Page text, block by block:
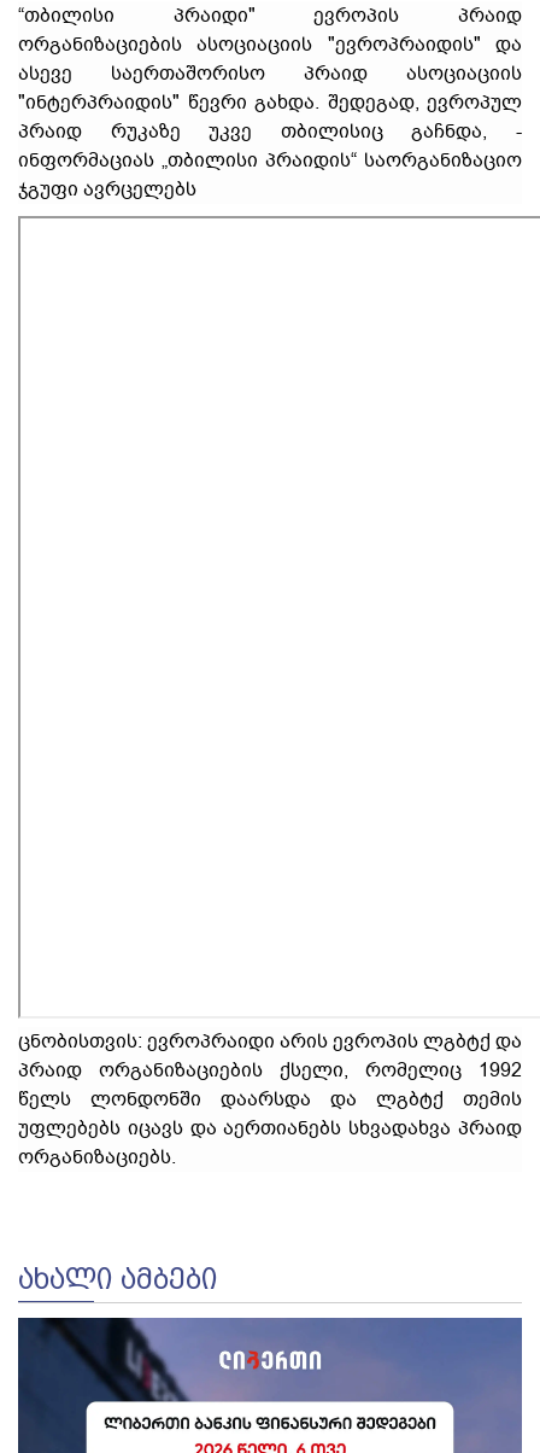
“თბილისი პრაიდი" ევროპის პრაიდ
ორგანიზაციების ასოციაციის "ევროპრაიდის" და
ასევე საერთაშორისო პრაიდ ასოციაციის
"ინტერპრაიდის" წევრი გახდა. შედეგად, ევროპულ
პრაიდ რუკაზე უკვე თბილისიც გაჩნდა, -
ინფორმაციას „თბილისი პრაიდის“ საორგანიზაციო
ჯგუფი ავრცელებს
ცნობისთვის: ევროპრაიდი არის ევროპის ლგბტქ და
პრაიდ ორგანიზაციების ქსელი, რომელიც 1992
წელს ლონდონში დაარსდა და ლგბტქ თემის
უფლებებს იცავს და აერთიანებს სხვადახვა პრაიდ
ორგანიზაციებს.
ᲐᲮᲐᲚᲘ ᲐᲛᲑᲔᲑᲘ